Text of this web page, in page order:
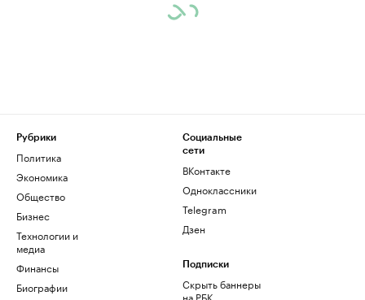
Рубрики
Политика
Экономика
Общество
Бизнес
Технологии и
медиа
Финансы
Биографии
Социальные
сети
ВКонтакте
Одноклассники
Telegram
Дзен
Подписки
Скрыть баннеры
на РБК